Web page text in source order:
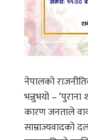
नेपालको
भन्नुभयो –
कारण जनताले
साम्राज्यवादको